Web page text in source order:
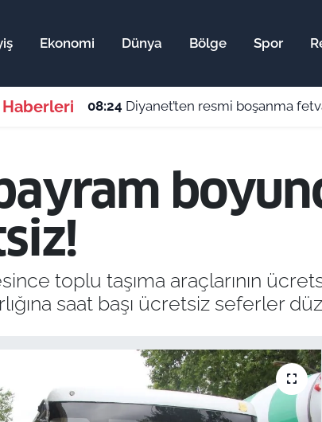
Ekonomi Dünya Bölge Spor
Haberleri 08:24 Diyanet’ten resmi boşanma
toplu taşıma araçlarının
saat başı ücretsiz seferler